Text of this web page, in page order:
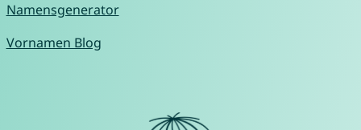
Namensgenerator
Vornamen Blog